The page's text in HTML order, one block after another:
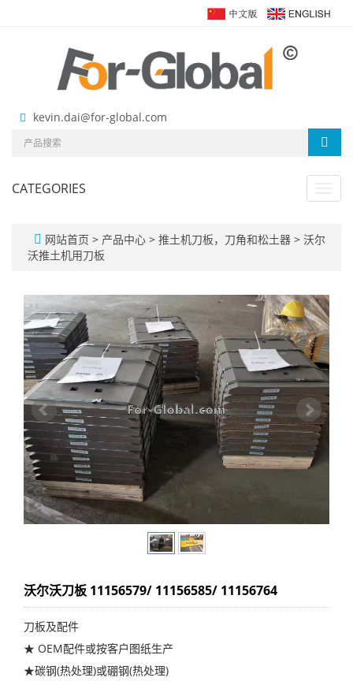
kevin.dai@for-global.com
CATEGORIES
网站首页 > 产品中心 > 推土机刀板，刀角和松土器 > 沃尔
沃推土机用刀板
沃尔沃刀板 11156579/ 11156585/ 11156764
刀板及配件
★ OEM配件或按客户图纸生产
★碳钢(热处理)或硼钢(热处理)